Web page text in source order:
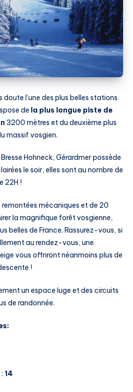
doute l’une des plus belles stations
de la plus longue piste de
3200 mètres et du deuxième plus
massif vosgien.
Hohneck, Gérardmer possède
le soir, elles sont au nombre de
22H !
mécaniques et de 20
la magnifique forêt vosgienne,
belles de France. Rassurez-vous, si
au rendez-vous, une
vous offriront néanmoins plus de
!
un espace luge et des circuits
de randonnée.
14